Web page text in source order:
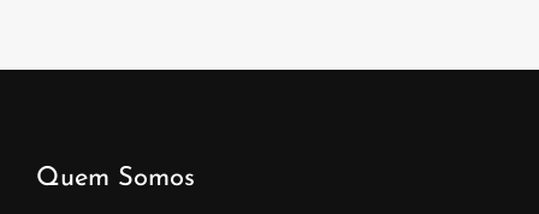
Quem Somos